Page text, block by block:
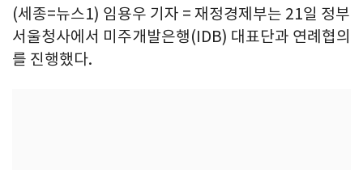
(세종=뉴스1) 임용우 기자 = 재정경제부는 21일 정부
서울청사에서 미주개발은행(IDB) 대표단과 연례협의
를 진행했다.